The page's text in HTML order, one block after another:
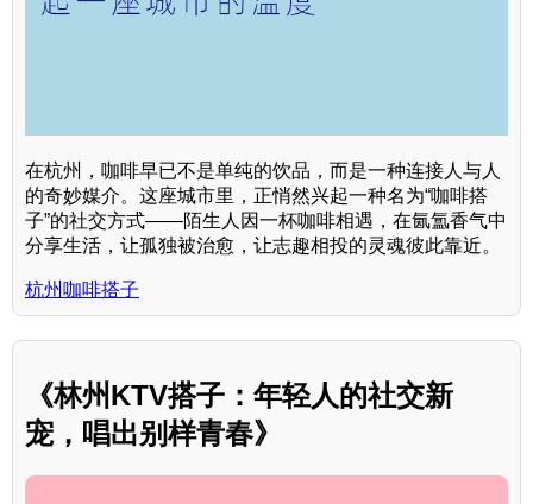
在杭州，咖啡早已不是单纯的饮品，而是一种连接人与人
的奇妙媒介。这座城市里，正悄然兴起一种名为“咖啡搭
子”的社交方式——陌生人因一杯咖啡相遇，在氤氲香气中
分享生活，让孤独被治愈，让志趣相投的灵魂彼此靠近。
杭州咖啡搭子
《林州KTV搭子：年轻人的社交新
宠，唱出别样青春》